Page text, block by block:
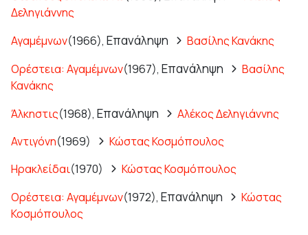
Δεληγιάννης
Αγαμέμνων(1966), Επανάληψη
Βασίλης Κανάκης
Ορέστεια: Αγαμέμνων(1967), Επανάληψη
Βασίλης
Κανάκης
Άλκηστις(1968), Επανάληψη
Αλέκος Δεληγιάννης
Αντιγόνη(1969)
Κώστας Κοσμόπουλος
Ηρακλείδαι(1970)
Κώστας Κοσμόπουλος
Ορέστεια: Αγαμέμνων(1972), Επανάληψη
Κώστας
Κοσμόπουλος